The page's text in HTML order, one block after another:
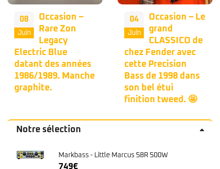
08
Juin
Occasion –
Rare Zon
Legacy
Electric Blue
datant des années
1986/1989. Manche
graphite.
04
Juin
Occasion – Le
grand
CLASSICO de
chez Fender avec
cette Precision
Bass de 1998 dans
son bel étui
finition tweed. 🤩
Notre sélection
Markbass - Little Marcus 58R 500W
749€